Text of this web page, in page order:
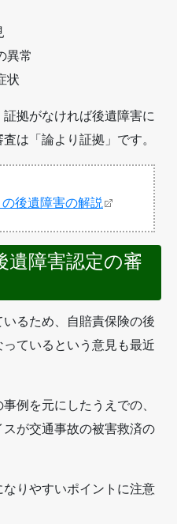
異常
状
拠がなければ後遺障害に
は「論より証拠」です。
後遺障害の解説
遺障害認定の審
るため、自賠責保険の後
ているという意見も最近
例を元にしたうえでの、
が交通事故の被害救済の
りやすいポイントに注意